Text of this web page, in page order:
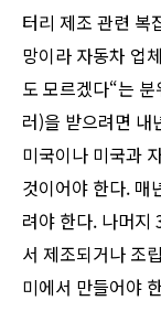
터리 제조 관련 복
망이라 자동차 업
도 모르겠다“는
러)을 받으려면 내
미국이나 미국과
것이어야 한다.
려야 한다. 나머지
서 제조되거나 조
미에서 만들어야